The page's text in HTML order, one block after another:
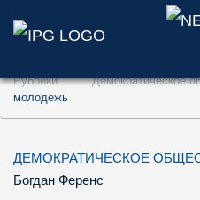
Перейти к
Перейти к поиску
Рубрики Демократическое
молодежь
ДЕМОКРАТИЧЕСКОЕ
Богдан Ференс